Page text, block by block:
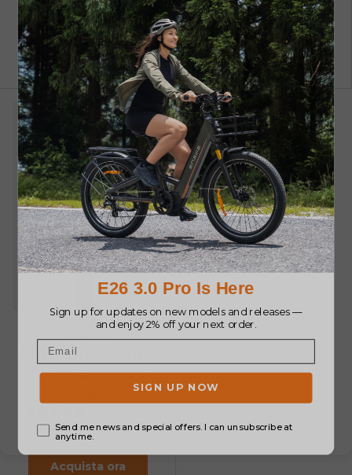
€89.00
Acquista ora
€89.00
Acquista ora
Sella
ammortizzante
Comfortable Soft &
€39.99
Acquista ora